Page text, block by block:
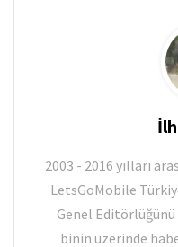
2003 - 2016 yılları
LetsGoMobile
Genel Editörlüğünü
binin üzerinde